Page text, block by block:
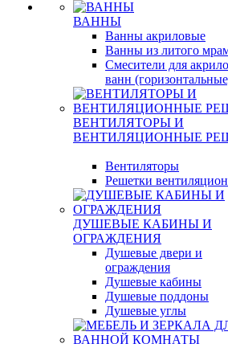
ВАННЫ
Ванны акриловые
Ванны из литого
Смесители для
ванн
ВЕНТИЛЯТОРЫ И
ВЕНТИЛЯЦИОННЫЕ
Вентиляторы
Решетки
ДУШЕВЫЕ КАБИНЫ И
ОГРАЖДЕНИЯ
Душевые двери и
ограждения
Душевые кабины
Душевые поддоны
Душевые углы